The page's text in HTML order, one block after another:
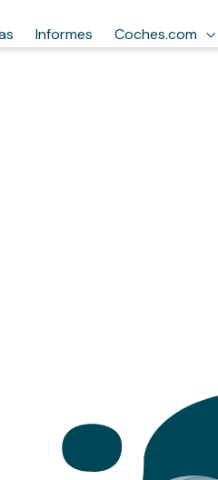
Informes Coches.com